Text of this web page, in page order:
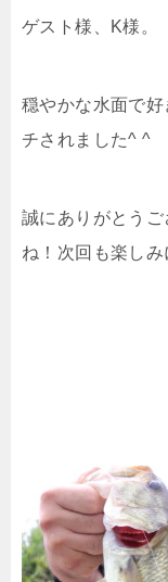
ゲスト様、K様。
穏やかな水面で
チされました^ ^
誠にありがとう
ね！次回も楽しみ